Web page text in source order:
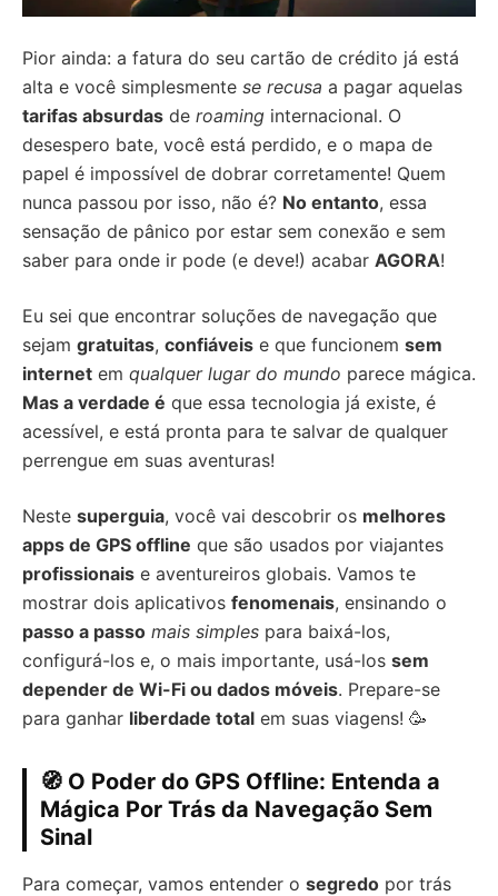
Pior ainda: a fatura do seu cartão de crédito já está
alta e você simplesmente se recusa a pagar aquelas
tarifas absurdas de roaming internacional. O
desespero bate, você está perdido, e o mapa de
papel é impossível de dobrar corretamente! Quem
nunca passou por isso, não é? No entanto, essa
sensação de pânico por estar sem conexão e sem
saber para onde ir pode (e deve!) acabar AGORA!
Eu sei que encontrar soluções de navegação que
sejam gratuitas, confiáveis e que funcionem sem
internet em qualquer lugar do mundo parece mágica.
Mas a verdade é que essa tecnologia já existe, é
acessível, e está pronta para te salvar de qualquer
perrengue em suas aventuras!
Neste superguia, você vai descobrir os melhores
apps de GPS offline que são usados por viajantes
profissionais e aventureiros globais. Vamos te
mostrar dois aplicativos fenomenais, ensinando o
passo a passo mais simples para baixá-los,
configurá-los e, o mais importante, usá-los sem
depender de Wi-Fi ou dados móveis. Prepare-se
para ganhar liberdade total em suas viagens! 🥳
🧭 O Poder do GPS Offline: Entenda a
Mágica Por Trás da Navegação Sem
Sinal
Para começar, vamos entender o segredo por trás